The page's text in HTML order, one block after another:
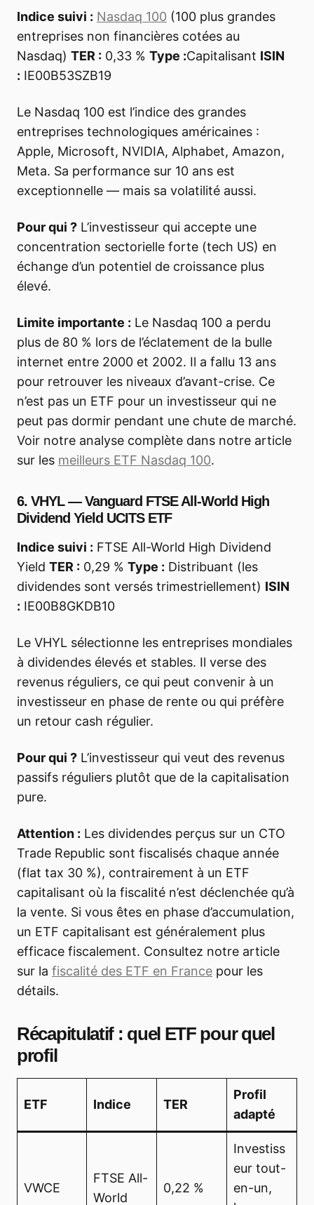
Indice suivi : Nasdaq 100 (100 plus grandes
entreprises non financières cotées au
Nasdaq) TER : 0,33 % Type :Capitalisant ISIN
: IE00B53SZB19
Le Nasdaq 100 est l’indice des grandes
entreprises technologiques américaines :
Apple, Microsoft, NVIDIA, Alphabet, Amazon,
Meta. Sa performance sur 10 ans est
exceptionnelle — mais sa volatilité aussi.
Pour qui ? L’investisseur qui accepte une
concentration sectorielle forte (tech US) en
échange d’un potentiel de croissance plus
élevé.
Limite importante : Le Nasdaq 100 a perdu
plus de 80 % lors de l’éclatement de la bulle
internet entre 2000 et 2002. Il a fallu 13 ans
pour retrouver les niveaux d’avant-crise. Ce
n’est pas un ETF pour un investisseur qui ne
peut pas dormir pendant une chute de marché.
Voir notre analyse complète dans notre article
sur les meilleurs ETF Nasdaq 100.
6. VHYL — Vanguard FTSE All-World High
Dividend Yield UCITS ETF
Indice suivi : FTSE All-World High Dividend
Yield TER : 0,29 % Type : Distribuant (les
dividendes sont versés trimestriellement) ISIN
: IE00B8GKDB10
Le VHYL sélectionne les entreprises mondiales
à dividendes élevés et stables. Il verse des
revenus réguliers, ce qui peut convenir à un
investisseur en phase de rente ou qui préfère
un retour cash régulier.
Pour qui ? L’investisseur qui veut des revenus
passifs réguliers plutôt que de la capitalisation
pure.
Attention : Les dividendes perçus sur un CTO
Trade Republic sont fiscalisés chaque année
(flat tax 30 %), contrairement à un ETF
capitalisant où la fiscalité n’est déclenchée qu’à
la vente. Si vous êtes en phase d’accumulation,
un ETF capitalisant est généralement plus
efficace fiscalement. Consultez notre article
sur la fiscalité des ETF en France pour les
détails.
Récapitulatif : quel ETF pour quel
profil
ETF Indice TER
Profil
adapté
VWCE
FTSE All-
World
0,22 %
Investiss
eur tout-
en-un,